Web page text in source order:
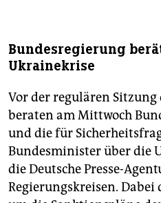
Bundesregierung
Ukrainekrise
Vor der regulären Sitzung
beraten am Mittwoch
und die für
Bundesminister über die
die Deutsche Presse-
Regierungskreisen.